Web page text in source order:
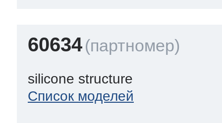
60634
silicone structure
Список моделей